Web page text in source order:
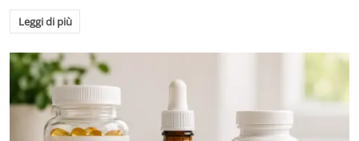
Leggi di più